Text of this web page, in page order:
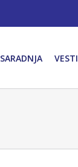
SARADNJA VESTI